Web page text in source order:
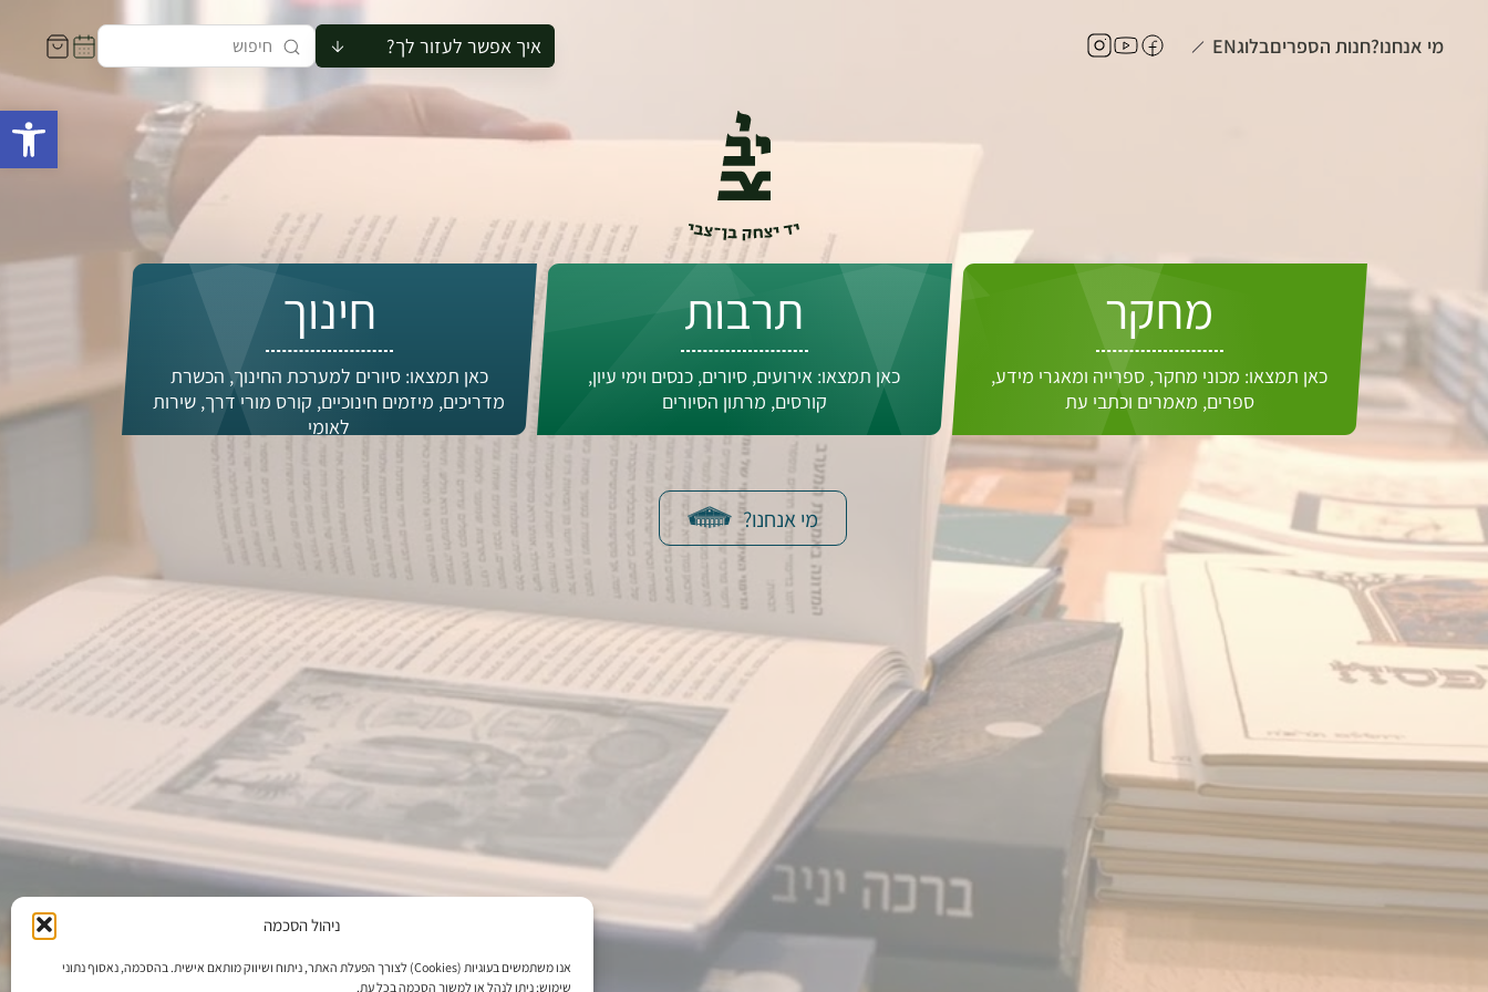
ניהול הסכמה
אנו משתמשים בעוגיות (Cookies) לצורך הפעלת האתר, ניתוח ושיווק מותאם אישית. בהסכמה, נאסוף נתוני
שימוש; ניתן לנהל או למשוך הסכמה בכל עת.
מי אנחנו?חנות הספריםבלוגEN איך אפשר לעזור לך?
להזמין סיור לקבוצה
להירשם לסיור
לבקר בספרייה
לתאם ביקור בצריף
מחקר
כאן תמצאו: מכוני מחקר, ספרייה ומאגרי מידע,
ספרים, מאמרים וכתבי עת
תרבות
כאן תמצאו: אירועים, סיורים, כנסים וימי עיון,
קורסים, מרתון הסיורים
חינוך
כאן תמצאו: סיורים למערכת החינוך, הכשרת
מדריכים, מיזמים חינוכיים, קורס מורי דרך, שירות
לאומי
מי אנחנו?